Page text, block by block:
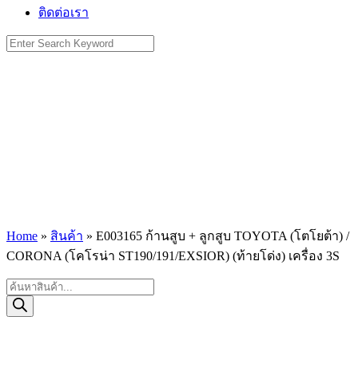
ติดต่อเรา
Search
for:
Home » สินค้า » E003165 ก้านสูบ + ลูกสูบ TOYOTA (โตโยต้า) /
CORONA (โคโรน่า ST190/191/EXSIOR) (ท้ายโด่ง) เครื่อง 3S
Products
search